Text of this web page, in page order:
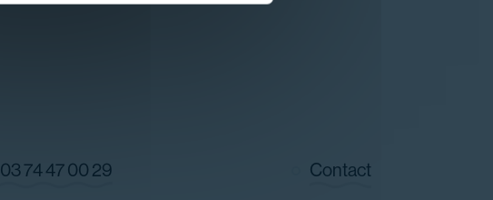
03 74 47 00 29 Contact